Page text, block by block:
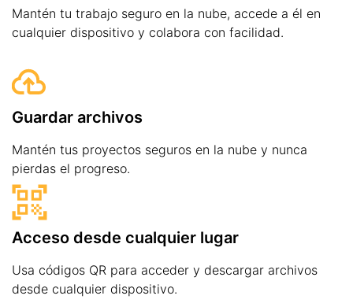
Mantén tu trabajo seguro en la nube, accede a él en
cualquier dispositivo y colabora con facilidad.
Guardar archivos
Mantén tus proyectos seguros en la nube y nunca
pierdas el progreso.
Acceso desde cualquier lugar
Usa códigos QR para acceder y descargar archivos
desde cualquier dispositivo.